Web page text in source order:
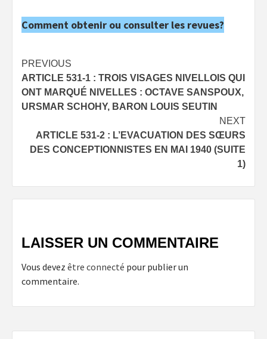
Comment obtenir ou consulter les revues?
Post
navigation
PREVIOUS
ARTICLE 531-1 : TROIS VISAGES NIVELLOIS QUI
ONT MARQUÉ NIVELLES : OCTAVE SANSPOUX,
URSMAR SCHOHY, BARON LOUIS SEUTIN
NEXT
ARTICLE 531-2 : L’EVACUATION DES SŒURS
DES CONCEPTIONNISTES EN MAI 1940 (SUITE
1)
LAISSER UN COMMENTAIRE
Vous devez être connecté pour publier un
commentaire.